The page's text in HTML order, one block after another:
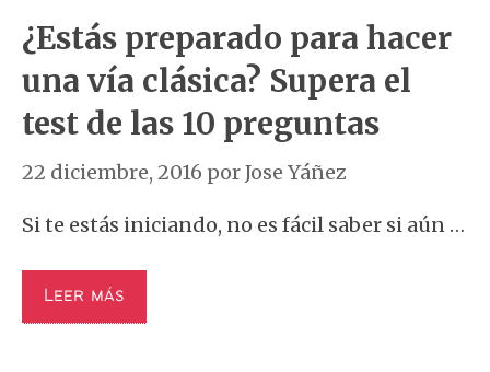
¿Estás preparado para hacer
una vía clásica? Supera el
test de las 10 preguntas
22 diciembre, 2016 porJose Yáñez
Si te estás iniciando, no es fácil saber si aún …
Leer más